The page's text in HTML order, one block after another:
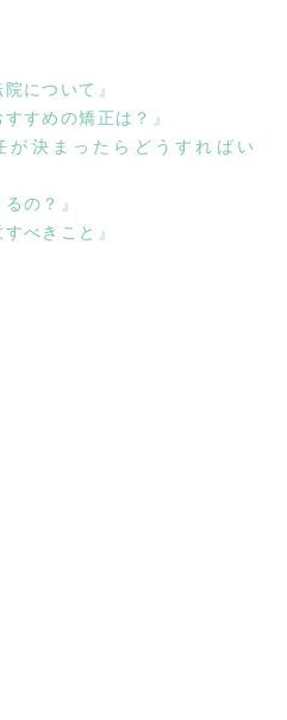
について』
すめの矯正は？』
が決まったらどうすればい
の？』
べきこと』